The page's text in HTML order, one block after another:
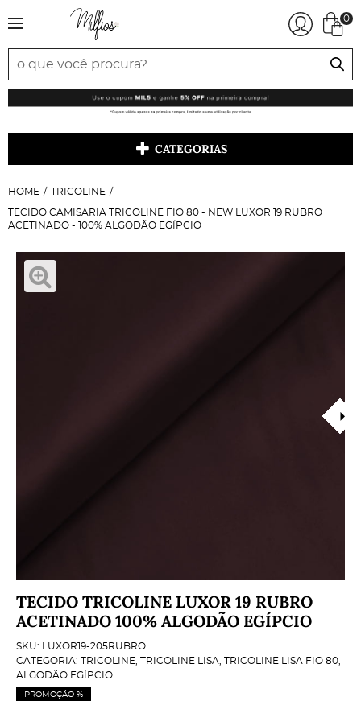
0
CATEGORIAS
HOME TRICOLINE
TECIDO CAMISARIA TRICOLINE FIO 80 - NEW LUXOR 19 RUBRO
ACETINADO - 100% ALGODÃO EGÍPCIO
TECIDO TRICOLINE LUXOR 19 RUBRO
ACETINADO 100% ALGODÃO EGÍPCIO
SKU:
LUXOR19-205RUBRO
CATEGORIA: TRICOLINE TRICOLINE LISA TRICOLINE LISA FIO 80
ALGODÃO EGÍPCIO
PROMOÇÃO %